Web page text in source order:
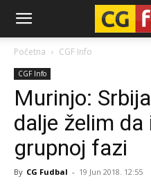
CG-
Fudbal
Početna CGF Info
CGF Info
Murinjo:
dalje želim da
grupnoj fazi
By CG Fudbal - 19 Jun 2018. 12:55